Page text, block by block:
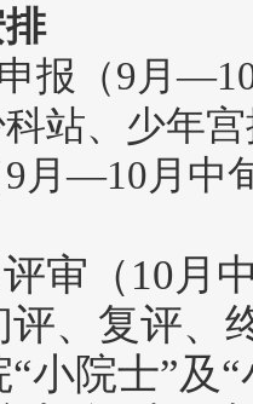
报（9月
站、少年
月—10月中
审（10月
评、复评、
小院士”及